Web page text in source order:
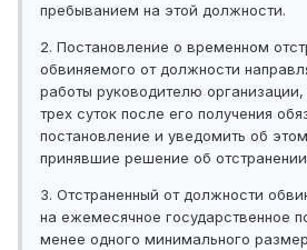
пребыванием на этой должности.
2. Постановление о временном
обвиняемого от должности
работы руководителю
трех суток после его получения
постановление и уведомить об
принявшие решение об
3. Отстраненный от должности
на ежемесячное государственное
менее одного минимального